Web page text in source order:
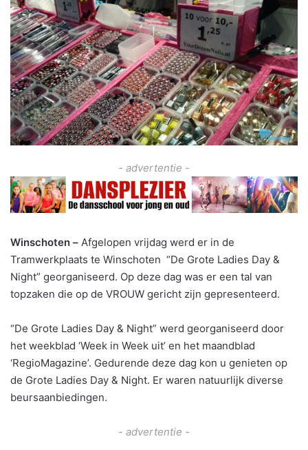
- advertentie -
Winschoten – Afgelopen vrijdag werd er in de
Tramwerkplaats te Winschoten “De Grote Ladies Day &
Night” georganiseerd. Op deze dag was er een tal van
topzaken die op de VROUW gericht zijn gepresenteerd.
“De Grote Ladies Day & Night” werd georganiseerd door
het weekblad ‘Week in Week uit’ en het maandblad
‘RegioMagazine’. Gedurende deze dag kon u genieten op
de Grote Ladies Day & Night. Er waren natuurlijk diverse
beursaanbiedingen.
- advertentie -